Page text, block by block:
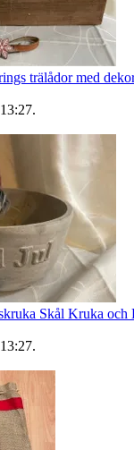
trälådor med
.
Skål Kruka och
.